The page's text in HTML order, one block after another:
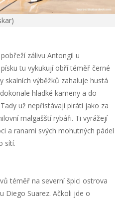
zálivu Antongil u
tu vykukují obří téměř černé
skalních výběžků zahaluje hustá
hladké kameny a do
už nepřistávají piráti jako za
malgašští rybáři. Ti vyrážejí
a ranami svých mohutných pádel
sítí.
téměř na severní špici ostrova
Diego Suarez. Ačkoli jde o